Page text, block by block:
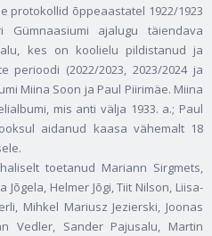
protokollid õppeaastatel 1922/1923
Gümnaasiumi ajalugu täiendava
kes on koolielu pildistanud ja
(2022/2023, 2023/2024 ja
Miina Soon ja Paul Piirimäe. Miina
mis anti välja 1933. a.; Paul
aidanud kaasa vähemalt 18
toetanud Mariann Sirgmets,
Helmer Jõgi, Tiit Nilson, Liisa-
Mihkel Mariusz Jezierski, Joonas
Vedler, Sander Pajusalu, Martin